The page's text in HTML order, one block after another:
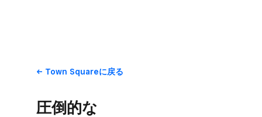
Town Squareに​戻る
圧倒的な​